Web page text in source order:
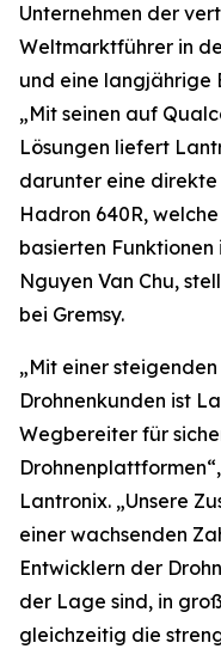
Unternehmen der
Weltmarktführer in
und eine langjährige
„Mit seinen auf
Lösungen liefert
darunter eine
Hadron 640R,
basierten
Nguyen Van Chu,
bei Gremsy.
„Mit einer
Drohnenkunden ist
Wegbereiter für
Lantronix. „Unsere
einer wachsenden
Entwicklern der
der Lage sind, in
gleichzeitig die